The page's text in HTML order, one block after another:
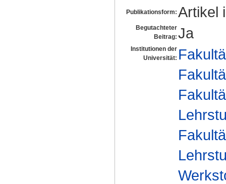
Publikationsform: Artikel
Begutachteter
Beitrag: Ja
Institutionen der
Universität: